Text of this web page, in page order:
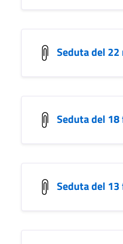
Seduta del
Seduta del
Seduta del